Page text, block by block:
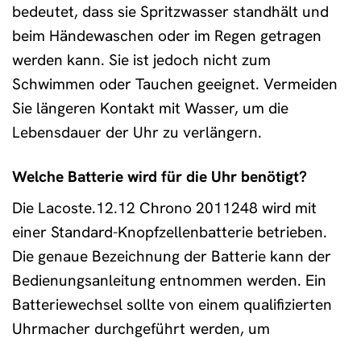
bedeutet, dass sie Spritzwasser standhält und
beim Händewaschen oder im Regen getragen
werden kann. Sie ist jedoch nicht zum
Schwimmen oder Tauchen geeignet. Vermeiden
Sie längeren Kontakt mit Wasser, um die
Lebensdauer der Uhr zu verlängern.
Welche Batterie wird für die Uhr benötigt?
Die Lacoste.12.12 Chrono 2011248 wird mit
einer Standard-Knopfzellenbatterie betrieben.
Die genaue Bezeichnung der Batterie kann der
Bedienungsanleitung entnommen werden. Ein
Batteriewechsel sollte von einem qualifizierten
Uhrmacher durchgeführt werden, um